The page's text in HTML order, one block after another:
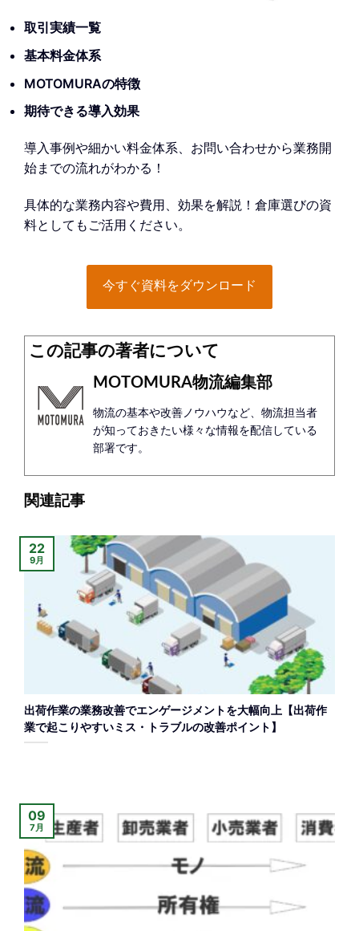
取引実績一覧
基本料金体系
MOTOMURAの特徴
期待できる導入効果
導入事例や細かい料金体系、お問い合わせから業務開
始までの流れがわかる！
具体的な業務内容や費用、効果を解説！倉庫選びの資
料としてもご活用ください。
今すぐ資料をダウンロード
この記事の著者について
MOTOMURA物流編集部
物流の基本や改善ノウハウなど、物流担当者
が知っておきたい様々な情報を配信している
部署です。
関連記事
出荷作業の業務改善でエンゲージメントを大幅向上【出荷作
業で起こりやすいミス・トラブルの改善ポイント】
22
9月
09
7月